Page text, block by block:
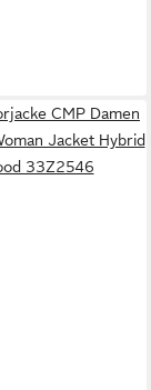
CMP Damen
Jacket Hybrid
33Z2546